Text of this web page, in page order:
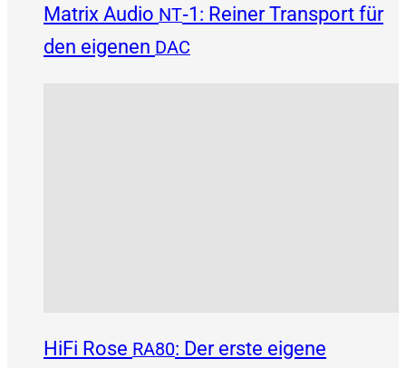
Matrix Audio NT‑1: Reiner Transport für
den eigenen DAC
HiFi Rose RA80: Der erste eigene